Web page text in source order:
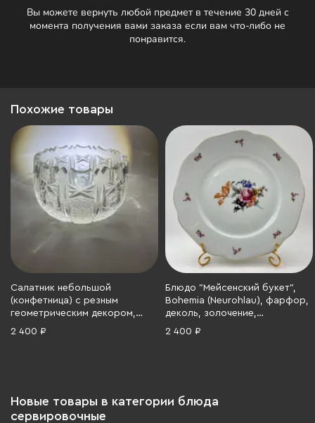
Вы можете вернуть любой предмет в течение 30 дней с
момента получения вами заказа если вам что-либо не
понравится.
Похожие товары
Салатник небольшой
(конфетница) с резным
геометрическим декором,
хрусталь, алмазная грань,
2 400 ₽
Блюдо "Мейсенский букет",
Bohemia (Neurohlau), фарфор,
деколь, золочение,
Чехословакия, 1970-1990 гг.
2 400 ₽
Новые товары в категории блюда
сервировочные